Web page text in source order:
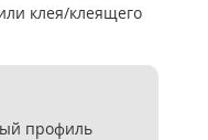
клея/клеящего
профиль